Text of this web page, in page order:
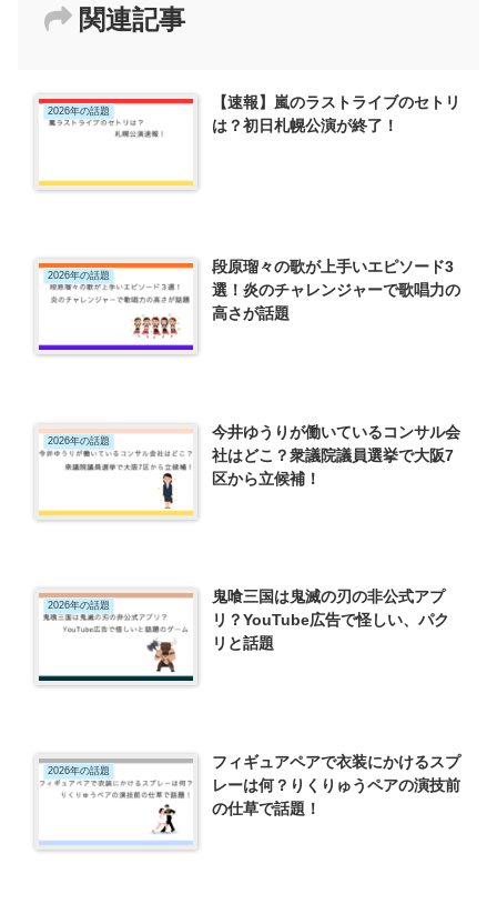
関連記事
2026年の話題
【速報】嵐のラストライブのセトリ
は？初日札幌公演が終了！
2026年の話題
段原瑠々の歌が上手いエピソード3
選！炎のチャレンジャーで歌唱力の
高さが話題
2026年の話題
今井ゆうりが働いているコンサル会
社はどこ？衆議院議員選挙で大阪7
区から立候補！
2026年の話題
鬼喰三国は鬼滅の刃の非公式アプ
リ？YouTube広告で怪しい、パク
リと話題
2026年の話題
フィギュアペアで衣装にかけるスプ
レーは何？りくりゅうペアの演技前
の仕草で話題！